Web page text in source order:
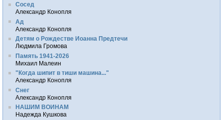
Сосед
Александр Конопля
Ад
Александр Конопля
Детям о Рождестве Иоанна Предтечи
Людмила Громова
Память 1941-2026
Михаил Малеин
"Когда шипит в тиши машина..."
Александр Конопля
Снег
Александр Конопля
НАШИМ ВОИНАМ
Надежда Кушкова